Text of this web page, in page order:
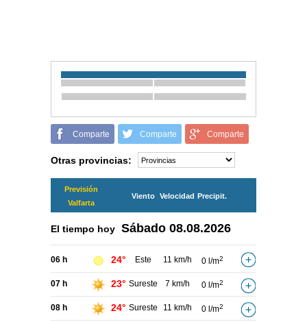
Comparte Comparte Comparte
Otras provincias:
Previsión
Valfarta
Viento Velocidad Precipit.
El tiempo hoy Sábado 08.08.2026
06 h 24° Este 11 km/h 0 l/m2
07 h 23° Sureste 7 km/h 0 l/m2
08 h 24° Sureste 11 km/h 0 l/m2